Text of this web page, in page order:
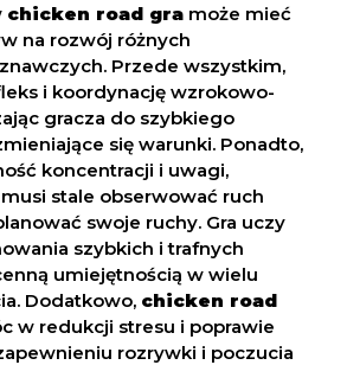
chicken road gra może mieć
na rozwój różnych
Przede wszystkim,
i koordynację wzrokowo-
gracza do szybkiego
się warunki. Ponadto,
koncentracji i uwagi,
stale obserwować ruch
swoje ruchy. Gra uczy
szybkich i trafnych
umiejętnością w wielu
Dodatkowo, chicken road
w redukcji stresu i poprawie
rozrywki i poczucia